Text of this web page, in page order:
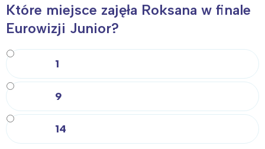
Które miejsce zajęła Roksana w finale
Eurowizji Junior?
1
9
14